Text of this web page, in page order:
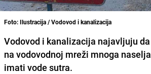
Foto: Ilustracija / Vodovod i kanalizacija
Vodovod i kanalizacija najavljuju
na vodovodnoj mreži mnoga
imati vode sutra.